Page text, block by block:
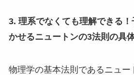
3. 理系でなくても理解できる
かせるニュートンの3法則の具
物理学の基本法則であるニュー